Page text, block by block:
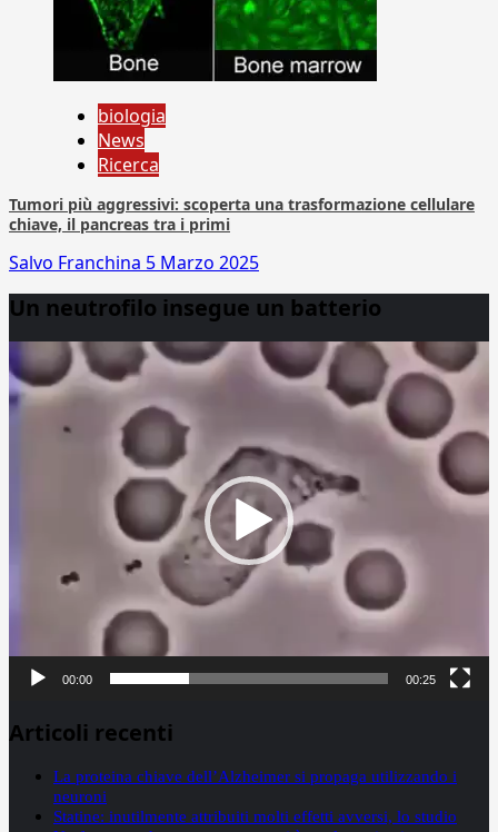
biologia
News
Ricerca
Tumori più aggressivi: scoperta una trasformazione cellulare
chiave, il pancreas tra i primi
Salvo Franchina 5 Marzo 2025
Un neutrofilo insegue un batterio
Player
00:00 00:25
Articoli recenti
La proteina chiave dell’Alzheimer si propaga utilizzando i
neuroni
Statine: inutilmente attribuiti molti effetti avversi, lo studio